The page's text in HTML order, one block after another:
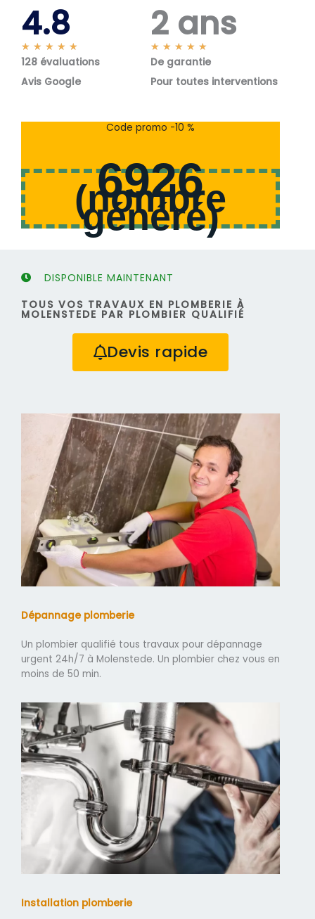
4.8
★ ★ ★ ★ ★
o
s
128 évaluations
Avis Google
2 ans
★ ★ ★ ★ ★
o
s
De garantie
Pour toutes interventions
Code promo -10 %
6926
(nombre
généré)
DISPONIBLE MAINTENANT
TOUS VOS TRAVAUX EN PLOMBERIE À
MOLENSTEDE PAR PLOMBIER QUALIFIÉ
Devis rapide
Dépannage plomberie
Un plombier qualifié tous travaux pour dépannage
urgent 24h/7 à Molenstede. Un plombier chez vous en
moins de 50 min.
Installation plomberie